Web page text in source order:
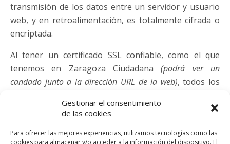
Gestionar el consentimiento
de las cookies
Para ofrecer las mejores experiencias, utilizamos tecnologías como las
cookies para almacenar y/o acceder a la información del dispositivo. El
transmisión de los datos entre un servidor y usuario
web, y en retroalimentación, es totalmente cifrada o
encriptada.
Al tener un certificado SSL confiable, como el que
tenemos en Zaragoza Ciudadana(podrá ver un
candado junto a la dirección URL de la web), todos los
cifrado único para las sesiones privadas a través que